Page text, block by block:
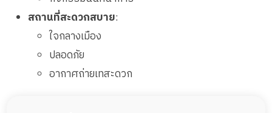
สถานที่สะดวกสบาย:
ใจกลางเมือง
ปลอดภัย
อากาศถ่ายเทสะดวก